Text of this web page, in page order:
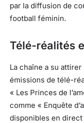
par la diffusion de
football féminin.
Télé-réalités
La chaîne a su
émissions de télé-
« Les Princes de
comme « Enquête
disponibles en direct